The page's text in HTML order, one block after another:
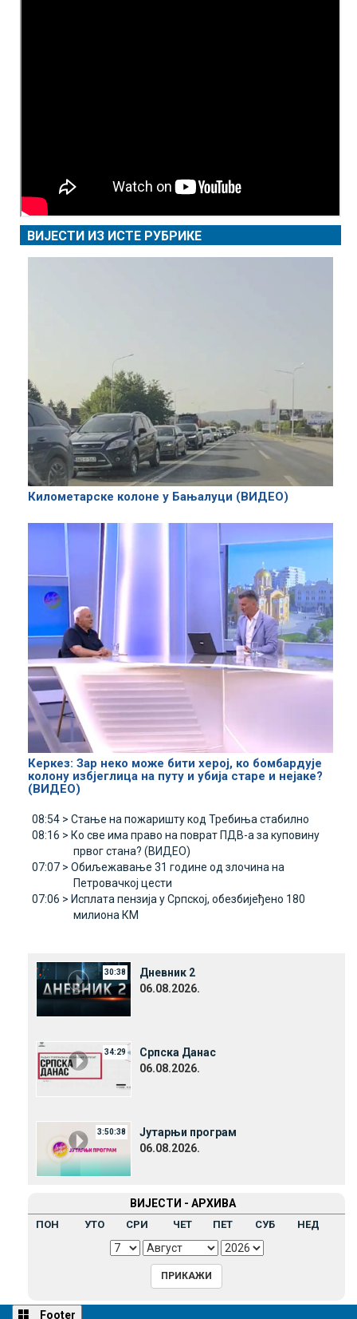
ВИЈЕСТИ ИЗ ИСТЕ РУБРИКЕ
Километарске колоне у Бањалуци (ВИДЕО)
Керкез: Зар неко може бити херој, ко бомбардује
колону избјеглица на путу и убија старе и нејаке?
(ВИДЕО)
08:54 > Стање на пожаришту код Требиња стабилно
08:16 > Ко све има право на поврат ПДВ-а за куповину
првог стана? (ВИДЕО)
07:07 > Обиљежавање 31 године од злочина на
Петровачкој цести
07:06 > Исплата пензија у Српској, обезбијеђено 180
милиона КМ
30:38
Дневник 2
06.08.2026.
34:29
Српска Данас
06.08.2026.
3:50:38
Јутарњи програм
06.08.2026.
ВИЈЕСТИ - АРХИВА
ПОН УТО СРИ ЧЕТ ПЕТ СУБ НЕД
Footer